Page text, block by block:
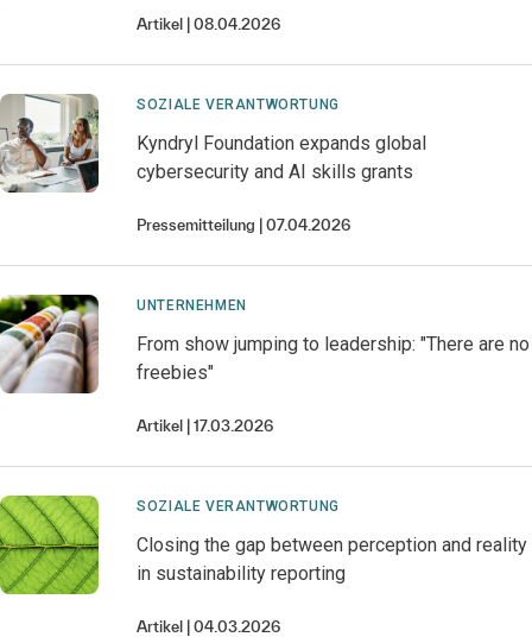
Artikel 08.04.2026
SOZIALE VERANTWORTUNG
Kyndryl Foundation expands global
cybersecurity and AI skills grants
Pressemitteilung 07.04.2026
UNTERNEHMEN
From show jumping to leadership: "There are no
freebies"
Artikel 17.03.2026
SOZIALE VERANTWORTUNG
Closing the gap between perception and reality
in sustainability reporting
Artikel 04.03.2026